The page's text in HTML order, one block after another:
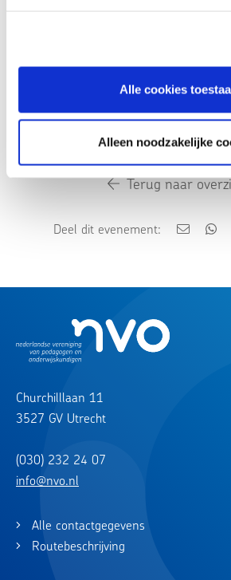
Alle cookies
Alleen noodzakelijke
Medilex: Autismecoach
24 september 2026, 7:30 uur - 10
uur , Utrecht
Terug naar
Deel dit evenement:
Churchilllaan 11
3527 GV Utrecht
(030) 232 24 07
info@nvo.nl
Alle contactgegevens
Routebeschrijving